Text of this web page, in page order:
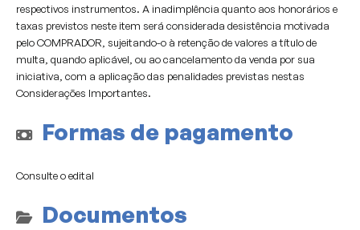
respectivos instrumentos. A inadimplência quanto aos honorários e
taxas previstos neste item será considerada desistência motivada
pelo COMPRADOR, sujeitando-o à retenção de valores a título de
multa, quando aplicável, ou ao cancelamento da venda por sua
iniciativa, com a aplicação das penalidades previstas nestas
Considerações Importantes.
Formas de pagamento
Consulte o edital
Documentos